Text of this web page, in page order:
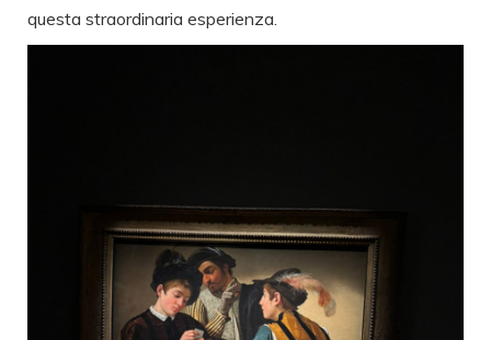
questa straordinaria esperienza.